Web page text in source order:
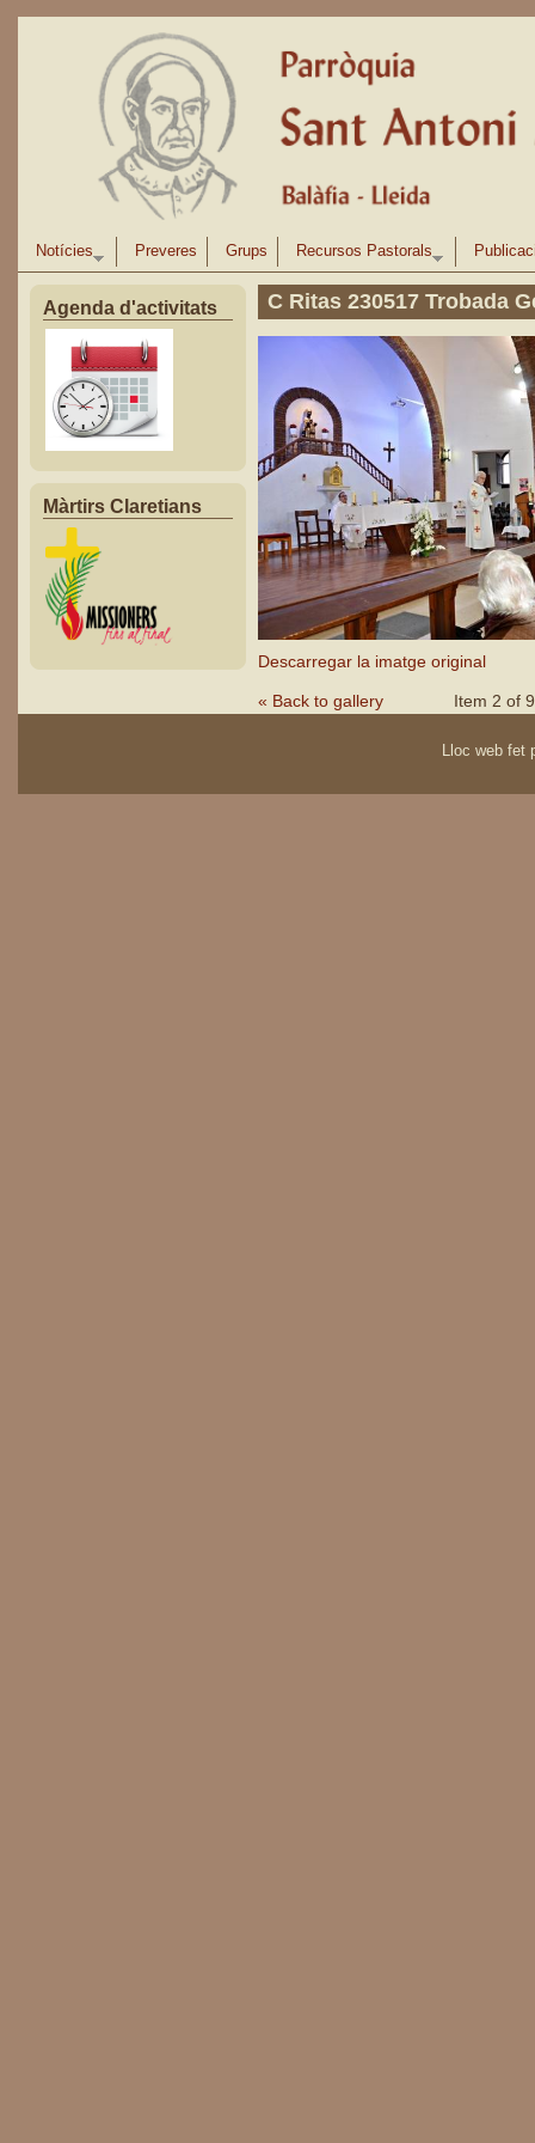
Notícies Preveres Grups Recursos Pastorals
Agenda d'activitats
Màrtirs Claretians
C Ritas 230517 Trobada
Descarregar la imatge original
« Back to gallery Item 2 of 9
Lloc web fet